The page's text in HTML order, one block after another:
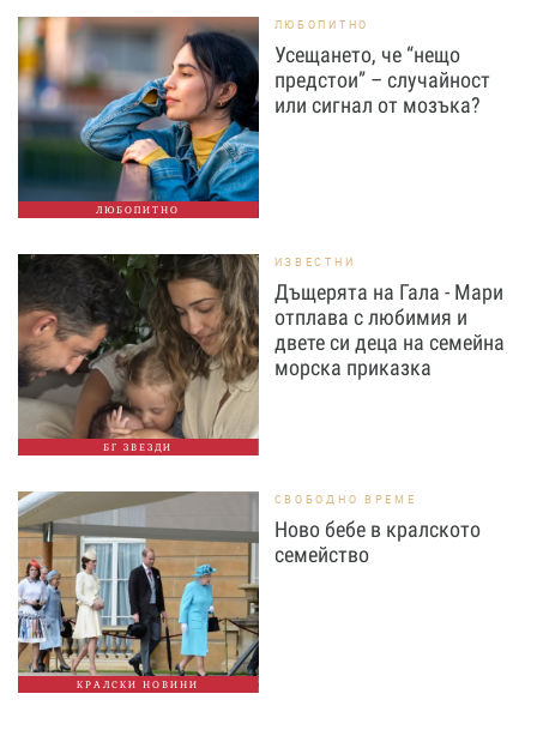
ЛЮБОПИТНО
ЛЮБОПИТНО
Усещането, че “нещо
предстои” – случайност
или сигнал от мозъка?
БГ ЗВЕЗДИ
ИЗВЕСТНИ
Дъщерята на Гала - Мари
отплава с любимия и
двете си деца на семейна
морска приказка
КРАЛСКИ НОВИНИ
СВОБОДНО ВРЕМЕ
Ново бебе в кралското
семейство